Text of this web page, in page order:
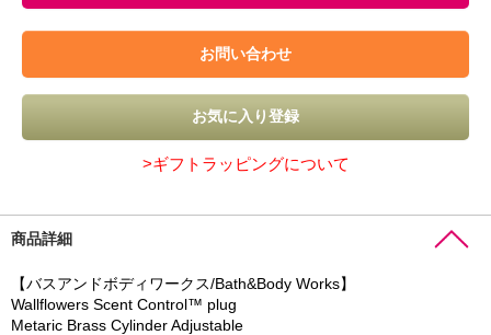
>ギフトラッピングについて
商品詳細
【バスアンドボディワークス/Bath&Body Works】
Wallflowers Scent Control™ plug
Metaric Brass Cylinder Adjustable